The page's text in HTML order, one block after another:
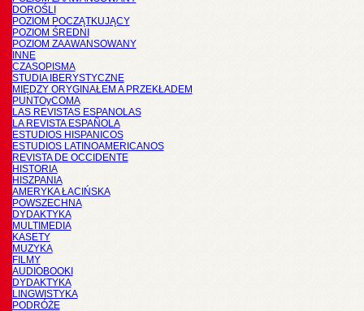
DOROŚLI
POZIOM POCZĄTKUJĄCY
POZIOM ŚREDNI
POZIOM ZAAWANSOWANY
INNE
CZASOPISMA
STUDIA IBERYSTYCZNE
MIĘDZY ORYGINAŁEM A PRZEKŁADEM
PUNTOyCOMA
LAS REVISTAS ESPANOLAS
LA REVISTA ESPAÑOLA
ESTUDIOS HISPANICOS
ESTUDIOS LATINOAMERICANOS
REVISTA DE OCCIDENTE
HISTORIA
HISZPANIA
AMERYKA ŁACIŃSKA
POWSZECHNA
DYDAKTYKA
MULTIMEDIA
KASETY
MUZYKA
FILMY
AUDIOBOOKI
DYDAKTYKA
LINGWISTYKA
PODRÓŻE